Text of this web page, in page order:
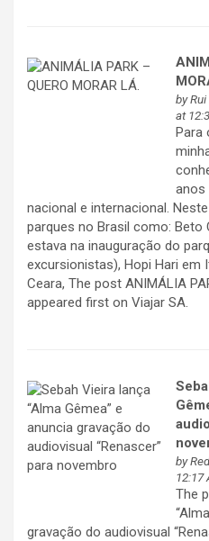
byRui
at
Para
anos
nacional e internacional.
parques no Brasil como: Beto
estava na inauguração do
excursionistas), Hopi Hari em
Ceara, The post ANIMÁLIA
appeared first on Viajar SA.
by
12:17
The
gravação do audiovisual